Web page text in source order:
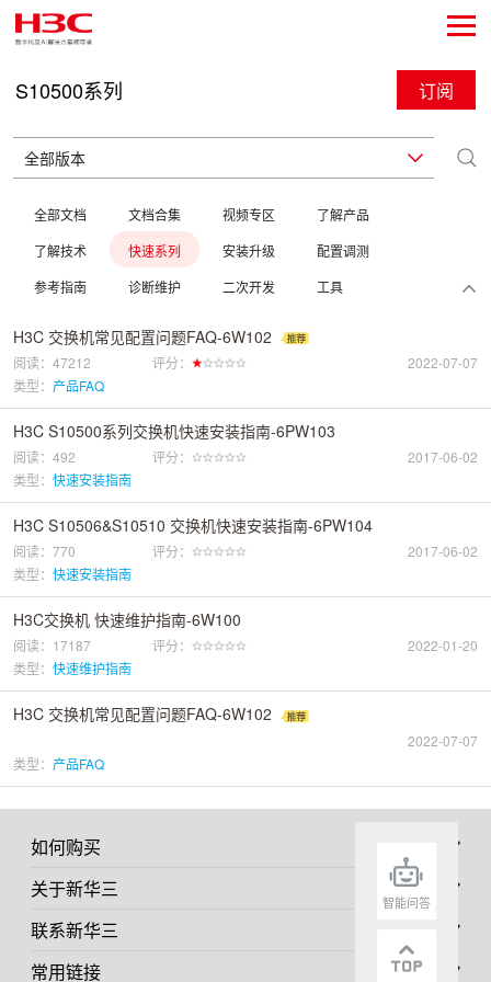
S10500系列 订阅
全部文档 文档合集 视频专区
了解产品
了解技术
快速系列 安装升级
配置调测
参考指南
诊断维护 二次开发 工具
H3C 交换机常见配置问题FAQ-6W102
阅读：47212 评分：
2022-07-07
类型： 产品FAQ
H3C S10500系列交换机快速安装指南-6PW103
阅读：492 评分：
2017-06-02
类型： 快速安装指南
H3C S10506&S10510 交换机快速安装指南-6PW104
阅读：770 评分：
2017-06-02
类型： 快速安装指南
H3C交换机 快速维护指南-6W100
阅读：17187 评分：
2022-01-20
类型： 快速维护指南
H3C 交换机常见配置问题FAQ-6W102
2022-07-07
类型： 产品FAQ
如何购买
关于新华三
联系新华三
常用链接
智能问答